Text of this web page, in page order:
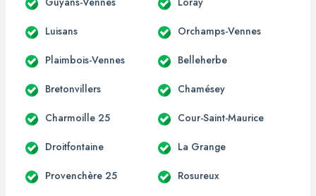
Luisans Orchamps-Vennes
Plaimbois-Vennes Belleherbe
Bretonvillers Chamésey
Charmoille 25 Cour-Saint-Maurice
Droitfontaine La Grange
Provenchère 25 Rosureux